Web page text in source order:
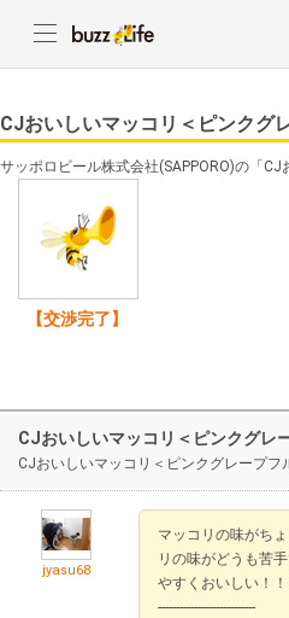
CJおいしいマッコリ＜ピンクグ
サッポロビール株式会社(SAPPORO)の「
【交渉完了】
CJおいしいマッコリ＜ピンクグレ
CJおいしいマッコリ＜ピンクグレープ
jyasu68
マッコリの味がち
リの味がどうも苦
やすくおいしい！
---------------------------